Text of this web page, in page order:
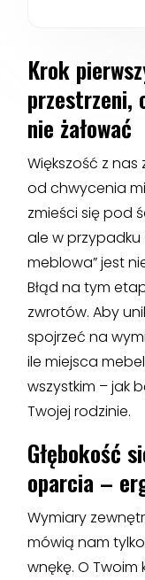
Krok
przestrzeni,
nie żałować
Większość z
od chwycenia
zmieści się pod
ale w
meblowa” jest
Błąd na tym
zwrotów. Aby
spojrzeć na
ile miejsca
wszystkim – jak
Twojej rodzinie.
Głębokość
oparcia –
Wymiary
mówią nam
wnękę. O